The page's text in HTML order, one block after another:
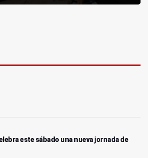
este sábado una nueva jornada de